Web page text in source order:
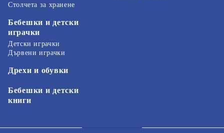
Столчета за хранене
Бебешки и детски
играчки
Детски играчки
Дървени играчки
Дрехи и обувки
Бебешки и детски
книги